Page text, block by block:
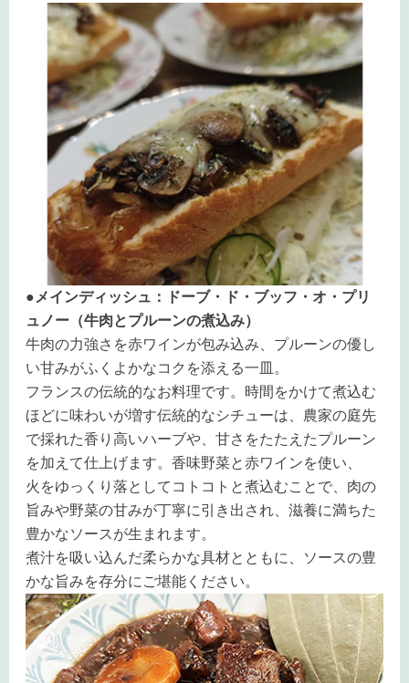
●メインディッシュ：ドーブ・ド・ブッフ・オ・プリ
ュノー（牛肉とプルーンの煮込み）
牛肉の力強さを赤ワインが包み込み、プルーンの優し
い甘みがふくよかなコクを添える一皿。
フランスの伝統的なお料理です。時間をかけて煮込む
ほどに味わいが増す伝統的なシチューは、農家の庭先
で採れた香り高いハーブや、甘さをたたえたプルーン
を加えて仕上げます。香味野菜と赤ワインを使い、
火をゆっくり落としてコトコトと煮込むことで、肉の
旨みや野菜の甘みが丁寧に引き出され、滋養に満ちた
豊かなソースが生まれます。
煮汁を吸い込んだ柔らかな具材とともに、ソースの豊
かな旨みを存分にご堪能ください。